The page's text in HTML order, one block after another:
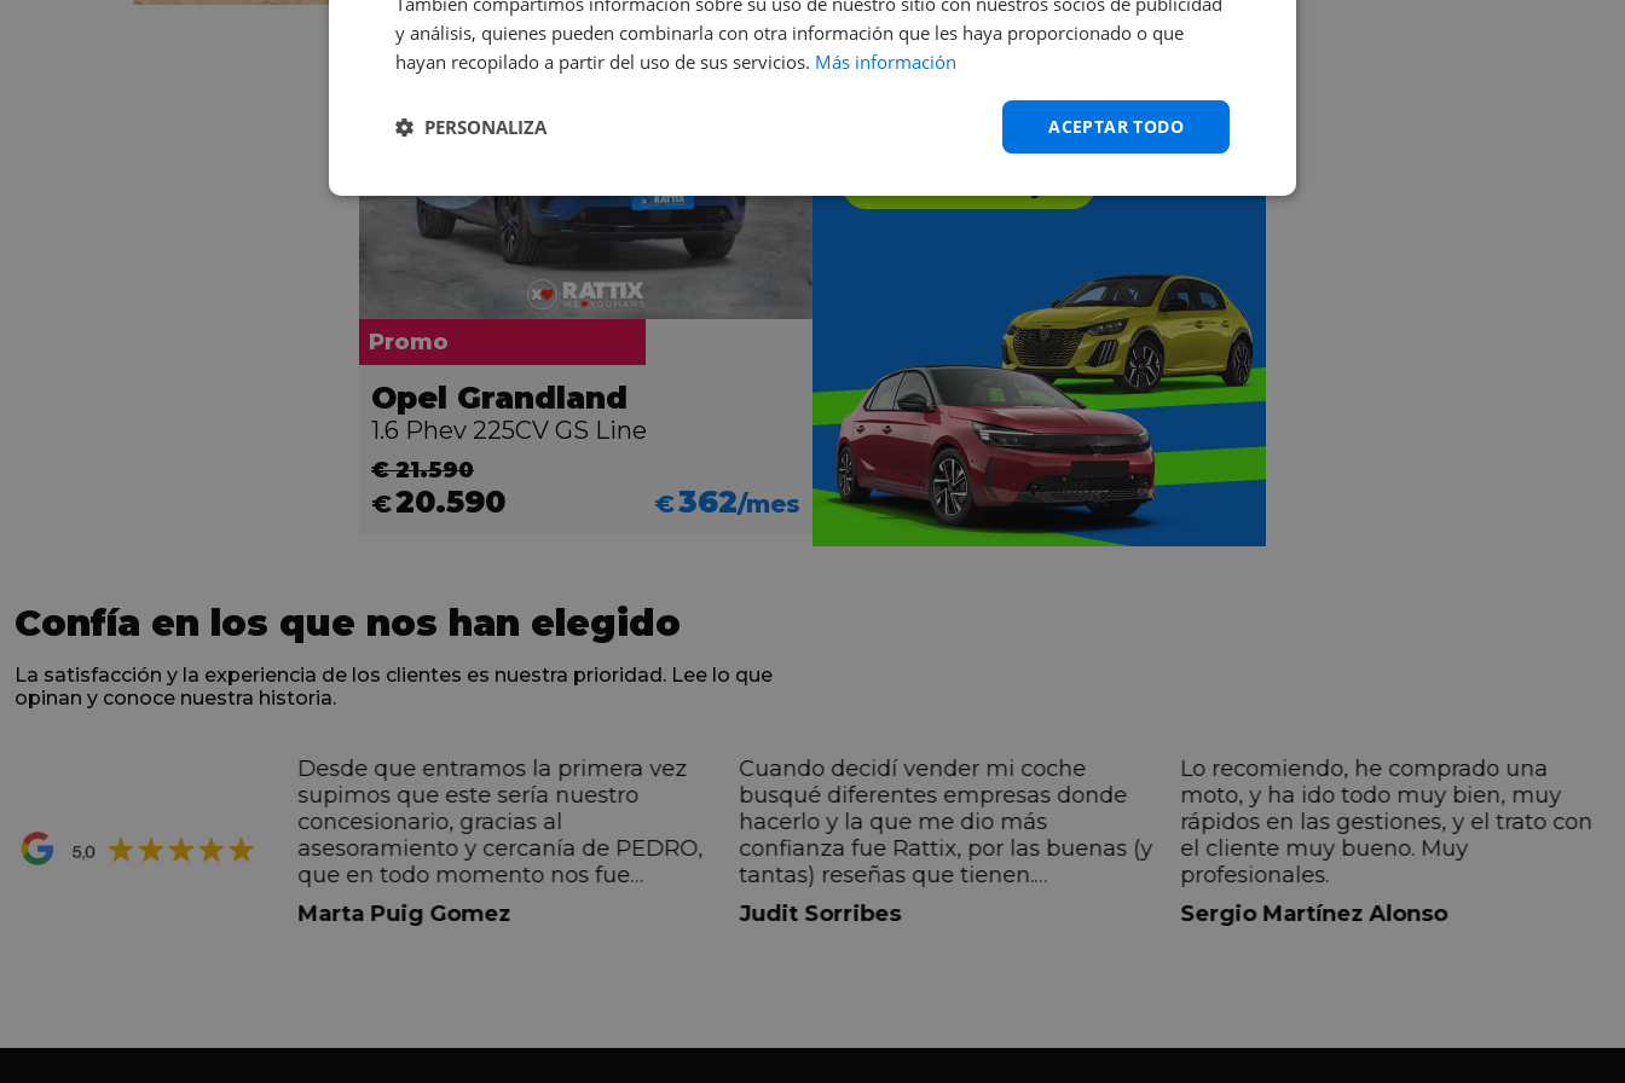
Promo
Opel Grandland
1.6 Phev 225CV GS Line
€ 21.590
€20.590 €362/mes
¡Te ayudamos nosotros!
Confía en los que nos han elegido
La satisfacción y la experiencia de los clientes es nuestra prioridad. Lee lo que
opinan y conoce nuestra historia.
premio de su vida.
por todo.
Desde que entramos la primera vez
supimos que este sería nuestro
concesionario, gracias al
asesoramiento y cercanía de PEDRO,
que en todo momento nos fue
informando de forma muy directa, de
todos los pasos que teníamos que
Marta Puig Gomez
Cuando decidí vender mi coche
busqué diferentes empresas donde
hacerlo y la que me dio más
confianza fue Rattix, por las buenas (y
tantas) reseñas que tienen.
Realmente la experiencia ha sido
muy buena, Carolina ha sido siempre
Judit Sorribes
Lo recomiendo, he comprado una
moto, y ha ido todo muy bien, muy
rápidos en las gestiones, y el trato con
el cliente muy bueno. Muy
profesionales.
Sergio Martínez Alonso
y análisis, quienes pueden combinarla con otra información que les haya proporcionado o que
hayan recopilado a partir del uso de sus servicios. Más información
ACEPTAR TODO
PERSONALIZA